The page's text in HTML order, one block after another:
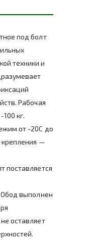
под болт
техники и
Рабочая
кг.
от -20C до
крепления —
поставляется
выполнен
оставляет